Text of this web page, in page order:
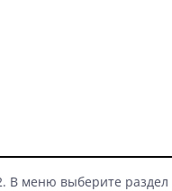
В меню выберите раздел